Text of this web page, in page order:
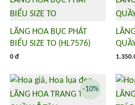
LÃNG HOA BỤC PHÁT
BIỂU SIZE TO (HL7576)
0 đ
-10%